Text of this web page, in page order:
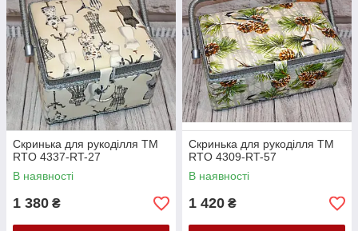
Скринька для рукоділля ТМ
RTO 4337-RT-27
В наявності
1 380 ₴
Скринька для рукоділля ТМ
RTO 4309-RT-57
В наявності
1 420 ₴